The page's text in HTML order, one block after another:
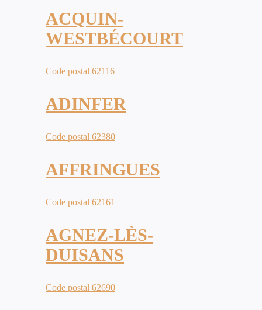
ACQUIN-
WESTBÉCOURT
Code postal 62116
ADINFER
Code postal 62380
AFFRINGUES
Code postal 62161
AGNEZ-LÈS-
DUISANS
Code postal 62690